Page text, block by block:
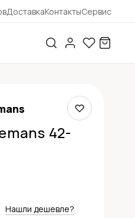
ДоставкаКонтактыСервис
42-
Нашли дешевле?